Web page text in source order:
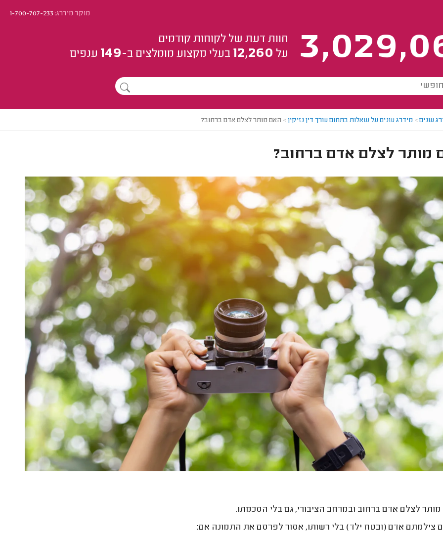
מוקד מידרג:1-700-707-233
חוות דעת של לקוחות קודמים
על 12,260 בעלי מקצוע מומלצים ב-149 ענפים
עונים> מידרג עונים על שאלות בתחום עורך דין נזיקין> האם מותר לצלם אדם ברחוב?
מותר לצלם אדם ברחוב?
מותר לצלם אדם ברחוב ובמרחב הציבורי, גם בלי הסכמתו.
צילמתם אדם (ובטח ילד) בלי רשותו, אסור לפרסם את התמונה אם: